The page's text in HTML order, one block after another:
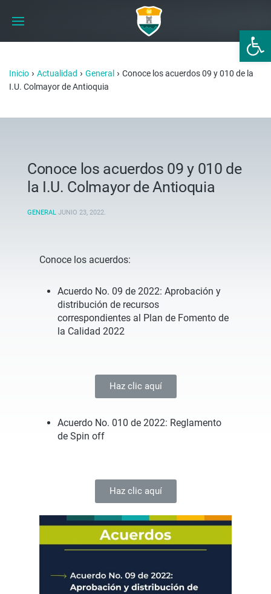
Abrir
Inicio › Actualidad › General › Conoce los acuerdos 09 y 010 de la
I.U. Colmayor de Antioquia
Conoce los acuerdos 09 y 010 de
la I.U. Colmayor de Antioquia
GENERAL JUNIO 23, 2022.
Conoce los acuerdos:
Acuerdo No. 09 de 2022: Aprobación y
distribución de recursos
correspondientes al Plan de Fomento de
la Calidad 2022
Haz clic aquí
Acuerdo No. 010 de 2022: Reglamento
de Spin off
Haz clic aquí